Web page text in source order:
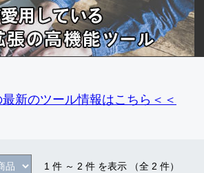
新のツール情報はこちら＜＜
1 件 ～ 2 件 を表示 （全 2 件）